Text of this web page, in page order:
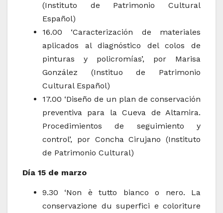
(Instituto de Patrimonio Cultural
Español)
16.00 ‘Caracterización de materiales
aplicados al diagnóstico del colos de
pinturas y policromías’, por Marisa
González (Instituo de Patrimonio
Cultural Español)
17.00 ‘Diseño de un plan de conservación
preventiva para la Cueva de Altamira.
Procedimientos de seguimiento y
control’, por Concha Cirujano (Instituto
de Patrimonio Cultural)
Día 15 de marzo
9.30 ‘Non è tutto bianco o nero. La
conservazione du superfici e coloriture